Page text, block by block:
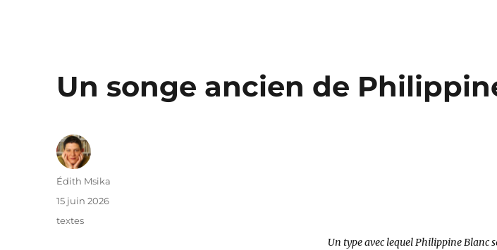
Un songe ancien de
Un type avec lequel Philippine Blanc
Auteur
Édith Msika
Publié
15 juin 2026
Catégories
textes